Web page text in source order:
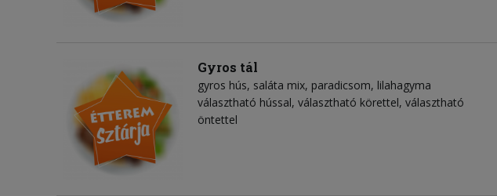
Gyros tál
gyros hús saláta mix paradicsom lilahagyma
választható hússal, választható körettel, választható
öntettel